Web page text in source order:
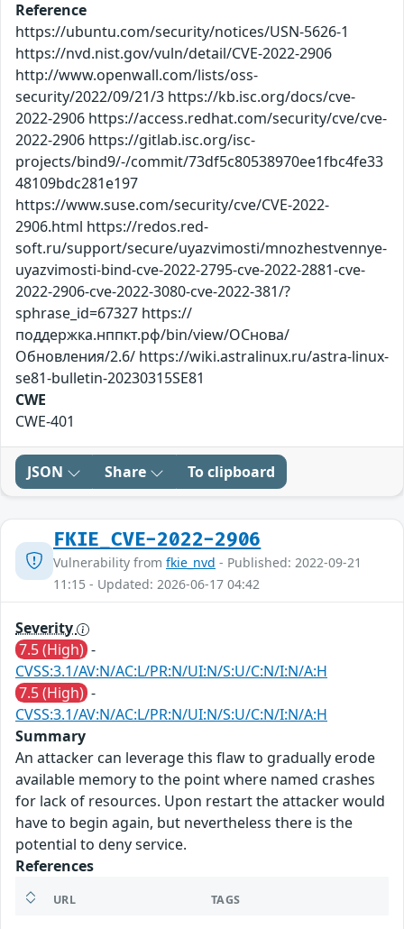
Reference
https://ubuntu.com/security/notices/USN-5626-1
https://nvd.nist.gov/vuln/detail/CVE-2022-2906
http://www.openwall.com/lists/oss-
security/2022/09/21/3 https://kb.isc.org/docs/cve-
2022-2906 https://access.redhat.com/security/cve/cve-
2022-2906 https://gitlab.isc.org/isc-
projects/bind9/-/commit/73df5c80538970ee1fbc4fe33
48109bdc281e197
https://www.suse.com/security/cve/CVE-2022-
2906.html https://redos.red-
soft.ru/support/secure/uyazvimosti/mnozhestvennye-
uyazvimosti-bind-cve-2022-2795-cve-2022-2881-cve-
2022-2906-cve-2022-3080-cve-2022-381/?
sphrase_id=67327 https://
поддержка.нппкт.рф/bin/view/ОСнова/
Обновления/2.6/ https://wiki.astralinux.ru/astra-linux-
se81-bulletin-20230315SE81
CWE
CWE-401
JSON Share To clipboard
FKIE_CVE-2022-2906
Vulnerability from fkie_nvd - Published: 2022-09-21
11:15 - Updated: 2026-06-17 04:42
Severity
7.5 (High) -
CVSS:3.1/AV:N/AC:L/PR:N/UI:N/S:U/C:N/I:N/A:H
7.5 (High) -
CVSS:3.1/AV:N/AC:L/PR:N/UI:N/S:U/C:N/I:N/A:H
Summary
An attacker can leverage this flaw to gradually erode
available memory to the point where named crashes
for lack of resources. Upon restart the attacker would
have to begin again, but nevertheless there is the
potential to deny service.
References
URL TAGS